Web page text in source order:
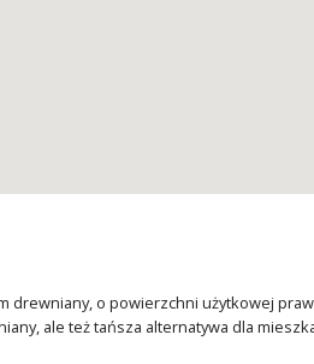
drewniany, o powierzchni użytkowej
ale też tańsza alternatywa dla